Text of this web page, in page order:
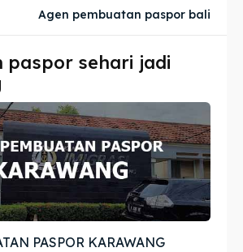
Agen pembuatan paspor bali
paspor sehari jadi
PASPOR KARAWANG